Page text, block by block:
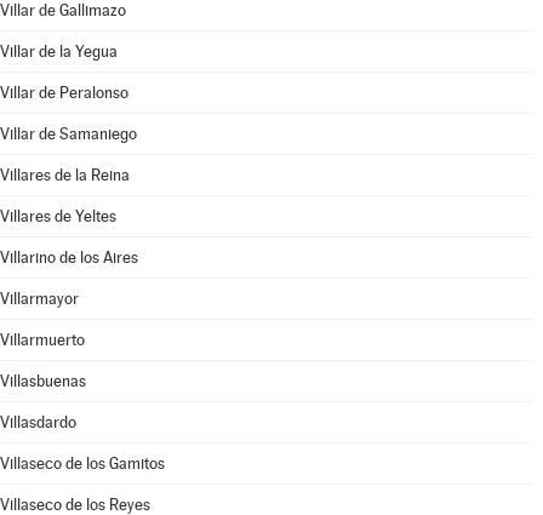
Villar de Gallimazo
Villar de la Yegua
Villar de Peralonso
Villar de Samaniego
Villares de la Reina
Villares de Yeltes
Villarino de los Aires
Villarmayor
Villarmuerto
Villasbuenas
Villasdardo
Villaseco de los Gamitos
Villaseco de los Reyes